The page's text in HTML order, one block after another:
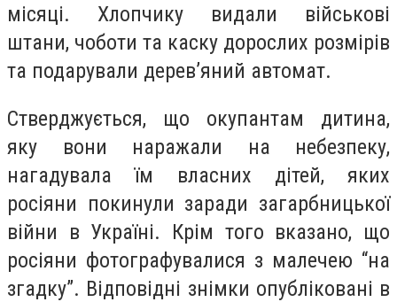
місяці. Хлопчику видали військові
штани, чоботи та каску дорослих розмірів
та подарували дерев’яний автомат.
Стверджується, що окупантам дитина,
яку вони наражали на небезпеку,
нагадувала їм власних дітей, яких
росіяни покинули заради загарбницької
війни в Україні. Крім того вказано, що
росіяни фотографувалися з малечею “на
згадку”. Відповідні знімки опубліковані в